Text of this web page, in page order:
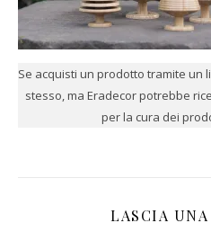
Se acquisti un prodotto tramite un
stesso, ma Eradecor potrebbe
per la cura dei
LASCIA UNA